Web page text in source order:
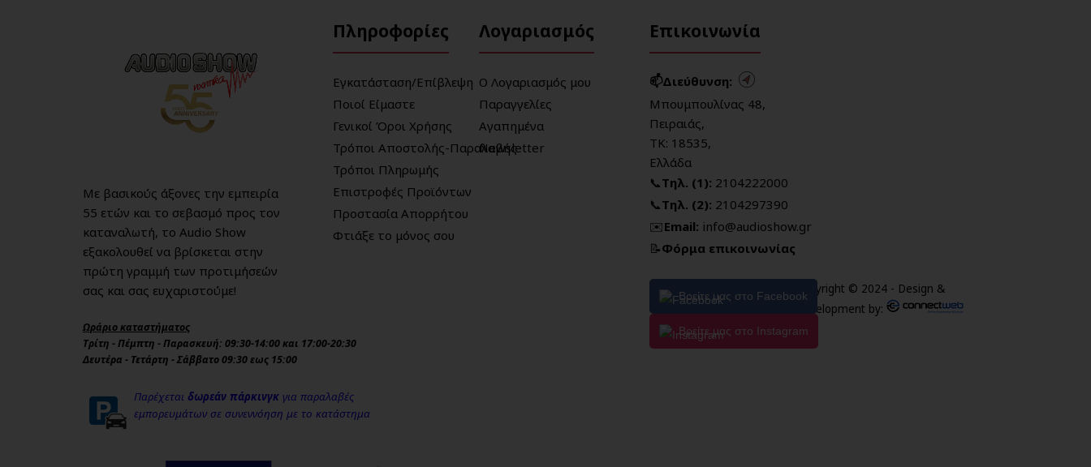
Με βασικούς άξονες την εμπειρία
55 ετών και το σεβασμό προς τον
καταναλωτή, το Audio Show
εξακολουθεί να βρίσκεται στην
πρώτη γραμμή των προτιμήσεών
σας και σας ευχαριστούμε!
Ωράριο καταστήματος
Τρίτη - Πέμπτη - Παρασκευή: 09:30-14:00 και 17:00-20:30
Δευτέρα - Τετάρτη - Σάββατο 09:30 εως 15:00
Παρέχεται δωρεάν πάρκινγκ για παραλαβές
εμπορευμάτων σε συνεννόηση με το κατάστημα
Πληροφορίες
Εγκατάσταση/Επίβλεψη
Ποιοί Είμαστε
Γενικοί Όροι Χρήσης
Τρόποι Αποστολής-Παραλαβής
Τρόποι Πληρωμής
Επιστροφές Προϊόντων
Προστασία Απορρήτου
Φτιάξε το μόνος σου
Λογαριασμός
Ο Λογαριασμός μου
Παραγγελίες
Αγαπημένα
Newsletter
Επικοινωνία
📫Διεύθυνση:
Μπουμπουλίνας 48,
Πειραιάς,
ΤΚ: 18535,
Ελλάδα
📞Τηλ. (1): 2104222000
📞Τηλ. (2): 2104297390
✉️Email: info@audioshow.gr
📝Φόρμα επικοινωνίας
Βρείτε μας στο Facebook
Βρείτε μας στο Instagram
Copyright © 2024 - Design &
Development by: